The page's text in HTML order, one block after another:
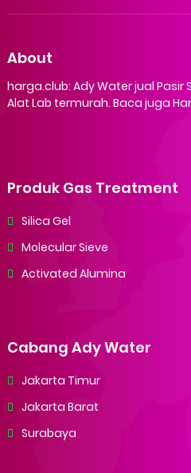
About
harga.club: Ady Water jual Pasir
Alat Lab termurah. Baca juga
Produk Gas Treatment
Silica Gel
Molecular Sieve
Activated Alumina
Cabang Ady Water
Jakarta Timur
Jakarta Barat
Surabaya